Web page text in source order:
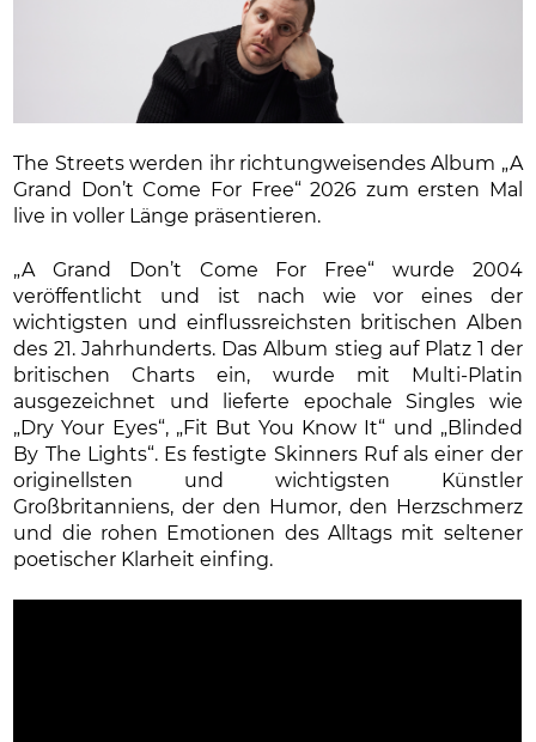
The Streets werden ihr richtungweisendes Album „A
Grand Don’t Come For Free“ 2026 zum ersten Mal
live in voller Länge präsentieren.
„A Grand Don’t Come For Free“ wurde 2004
veröffentlicht und ist nach wie vor eines der
wichtigsten und einflussreichsten britischen Alben
des 21. Jahrhunderts. Das Album stieg auf Platz 1 der
britischen Charts ein, wurde mit Multi-Platin
ausgezeichnet und lieferte epochale Singles wie
„Dry Your Eyes“, „Fit But You Know It“ und „Blinded
By The Lights“. Es festigte Skinners Ruf als einer der
originellsten und wichtigsten Künstler
Großbritanniens, der den Humor, den Herzschmerz
und die rohen Emotionen des Alltags mit seltener
poetischer Klarheit einfing.